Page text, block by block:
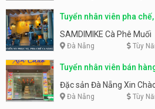
Tuyển nhân viên pha
SAMDIMIKE Cà Phê Muối
Đà Nẵng Tùy
Tuyển nhân viên bán
Nẵng
Đặc sản Đà Nẵng Xin
Đà Nẵng Tùy